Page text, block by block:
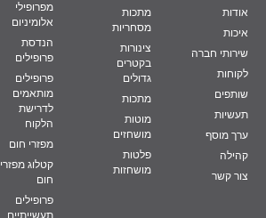
אודות
איכות
שירותי חברה
לקוחות
שותפים
תעשיות
ערך מוסף
קהילה
צור קשר
מתכות
מסחריות
צינורות
בקטרים
גדולים
מתכות
מוטות
מושחזים
פלטות
מושחזות
מפרופילי
אלומיניום
הנדסת
פרופילים
פרופילים
מותאמים
לדרישת
הלקוח
מפזרי חום
קטלוג מפזרי
חום
פרופילים
תעשייתיים